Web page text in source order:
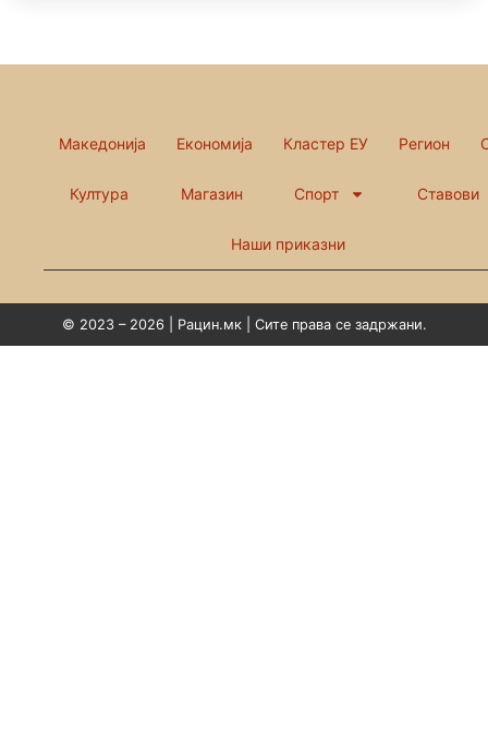
Македонија Економија Кластер ЕУ Регион
Култура Магазин Спорт Ставови
Наши приказни
© 2023 – 2026 | Рацин.мк | Сите права се задржани.